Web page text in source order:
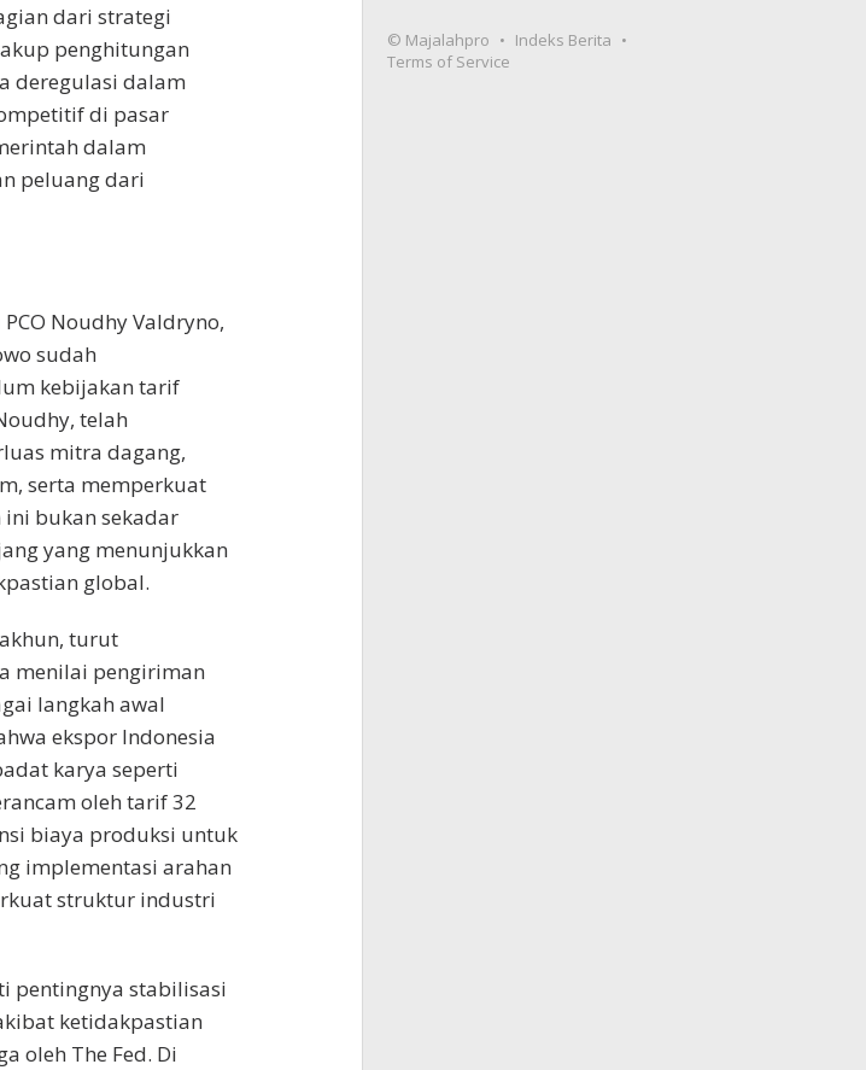
dari strategi
penghitungan
deregulasi dalam
di pasar
dalam
peluang dari
Noudhy Valdryno,
sudah
kebijakan tarif
telah
mitra dagang,
serta memperkuat
bukan sekadar
yang menunjukkan
global.
turut
menilai pengiriman
langkah awal
ekspor Indonesia
karya seperti
oleh tarif 32
biaya produksi untuk
implementasi arahan
struktur industri
pentingnya stabilisasi
ketidakpastian
oleh The Fed. Di
© Majalahpro
Indeks Berita
Terms of Service